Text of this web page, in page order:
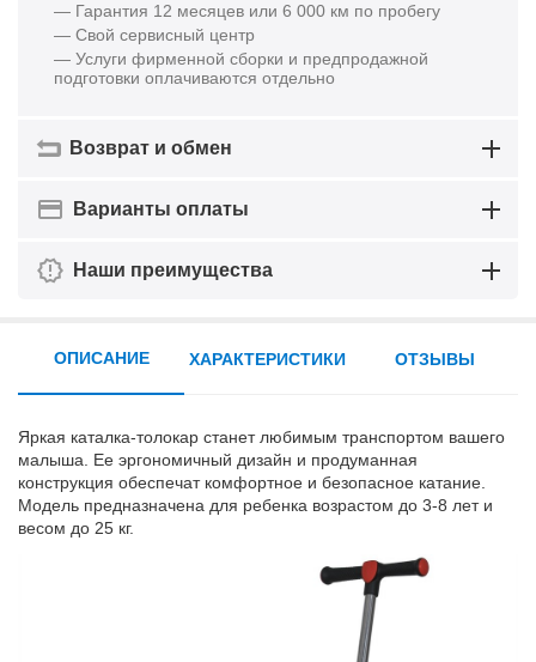
— Гарантия 12 месяцев или 6 000 км по пробегу
— Свой сервисный центр
— Услуги фирменной сборки и предпродажной
подготовки оплачиваются отдельно
Возврат и обмен
Варианты оплаты
Наши преимущества
ОПИСАНИЕ
Яркая каталка-толокар станет любимым транспортом вашего
малыша. Ее эргономичный дизайн и продуманная
конструкция обеспечат комфортное и безопасное катание.
Модель предназначена для ребенка возрастом до 3-8 лет и
весом до 25 кг.
ХАРАКТЕРИСТИКИ ОТЗЫВЫ